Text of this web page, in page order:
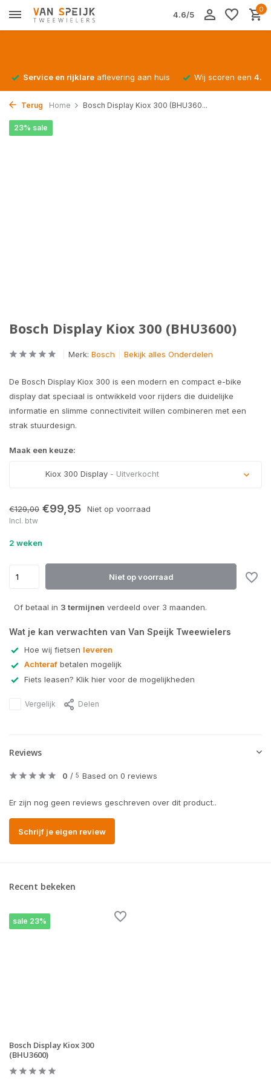
4.6/5
0
Service en rijklare aflevering aan huis Wij scoren een
Terug Home Bosch Display Kiox 300 (BHU360...
Bosch Display Kiox 300 (BHU3600)
23% sale
Merk: Bosch Bekijk alles Onderdelen
De Bosch Display Kiox 300 is een modern en compact e-bike
display dat speciaal is ontwikkeld voor rijders die duidelijke
informatie en slimme connectiviteit willen combineren met een
strak stuurdesign.
Maak een keuze:
Kiox 300 Display - Uitverkocht
€129,00 €99,95 Niet op voorraad
Incl. btw
2 weken
Niet op voorraad
Of betaal in 3 termijnen verdeeld over 3 maanden.
Wat je kan verwachten van Van Speijk Tweewielers
Hoe wij fietsen leveren
Achteraf betalen mogelijk
Fiets leasen? Klik hier voor de mogelijkheden
Vergelijk Delen
Reviews
0 / 5 Based on 0 reviews
Er zijn nog geen reviews geschreven over dit product..
Schrijf je eigen review
Recent bekeken
sale 23%
Bosch Display Kiox 300
(BHU3600)